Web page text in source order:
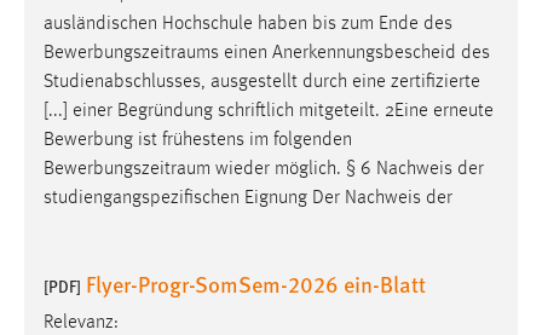
ausländischen Hochschule haben bis zum Ende des
Bewerbungszeitraums einen Anerkennungsbescheid des
Studienabschlusses, ausgestellt durch eine zertifizierte
[...] einer Begründung schriftlich mitgeteilt. 2Eine erneute
Bewerbung ist frühestens im folgenden
Bewerbungszeitraum wieder möglich. § 6 Nachweis der
studiengangspezifischen Eignung Der Nachweis der
[PDF] Flyer-Progr-SomSem-2026 ein-Blatt
Relevanz:
EXTERNE MEDIEN
Um Inhalte von Videoplattformen und Social Media
Plattformen anzeigen zu können, werden von diesen
externen Medien Cookies gesetzt.
YouTube